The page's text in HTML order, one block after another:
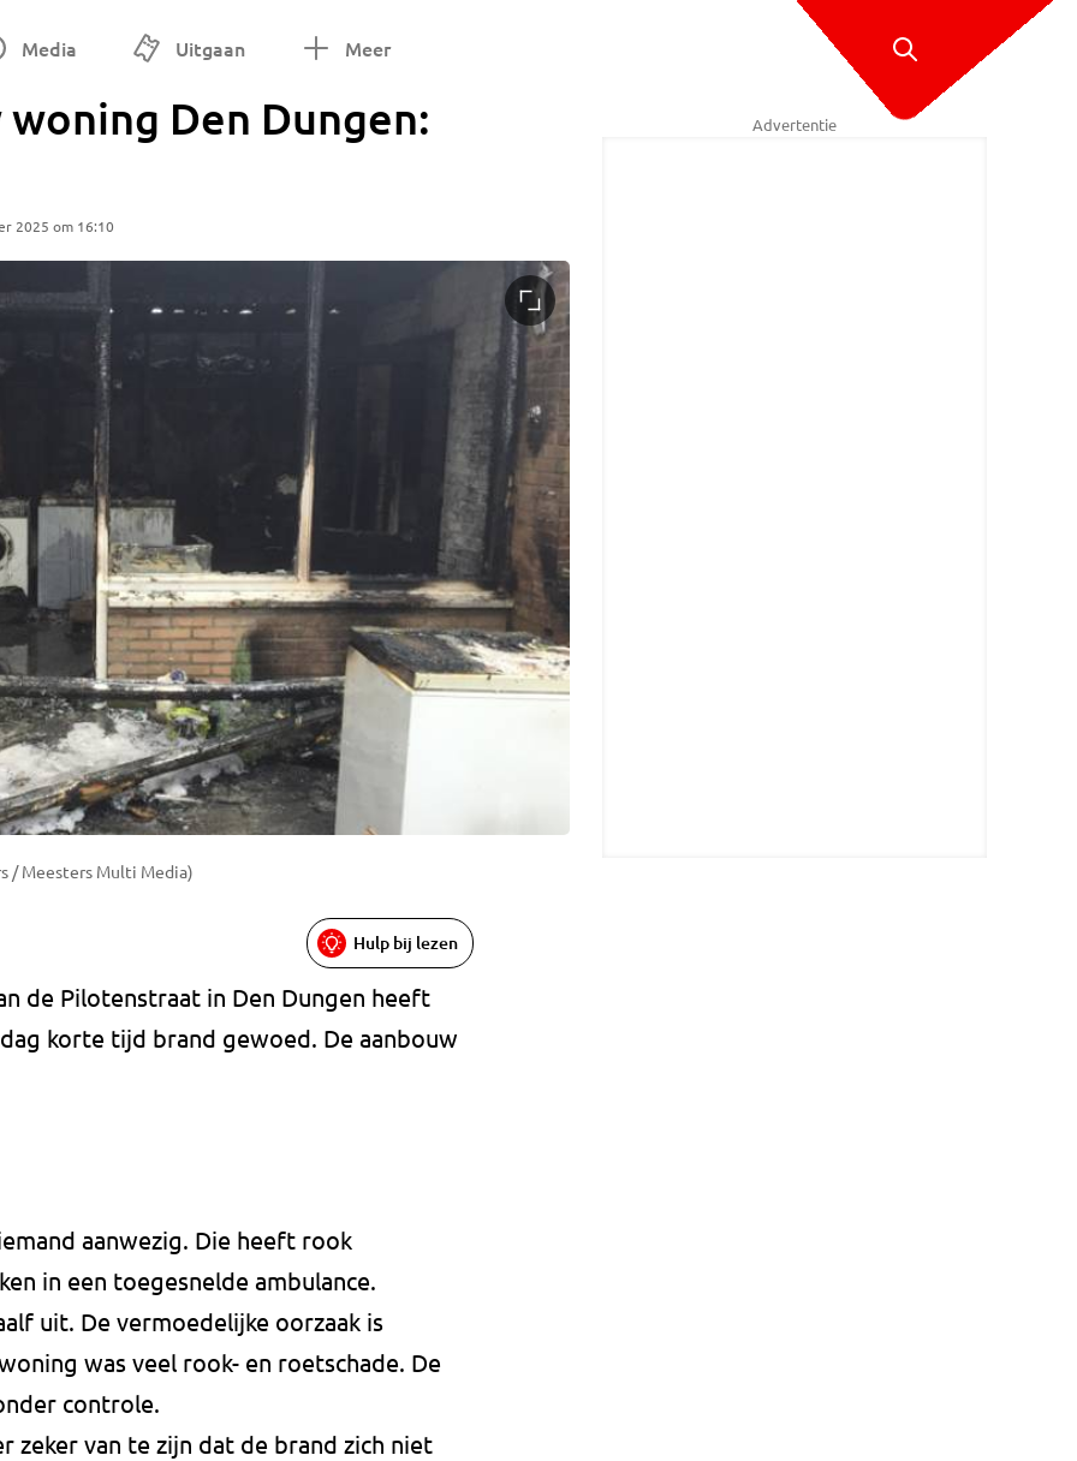
Media Uitgaan Meer
Den Dungen:
2025 om 16:10
/ Meesters Multi Media)
Hulp bij lezen
de Pilotenstraat in Den Dungen heeft
korte tijd brand gewoed. De aanbouw
aanwezig. Die heeft rook
in een toegesnelde ambulance.
uit. De vermoedelijke oorzaak is
was veel rook- en roetschade. De
controle.
zeker van te zijn dat de brand zich niet
Advertentie